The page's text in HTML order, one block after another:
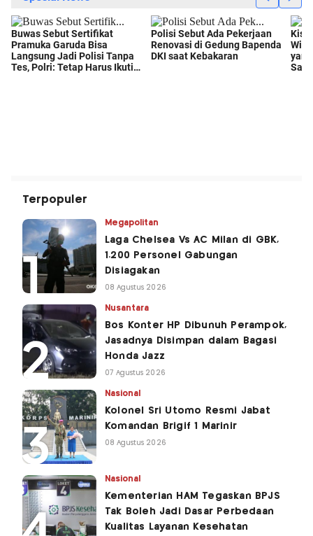
Terpopuler
Megapolitan
Laga Chelsea Vs AC Milan di GBK,
1.200 Personel Gabungan
Disiagakan
08 Agustus 2026
Nusantara
Bos Konter HP Dibunuh Perampok,
Jasadnya Disimpan dalam Bagasi
Honda Jazz
07 Agustus 2026
Nasional
Kolonel Sri Utomo Resmi Jabat
Komandan Brigif 1 Marinir
08 Agustus 2026
Nasional
Kementerian HAM Tegaskan BPJS
Tak Boleh Jadi Dasar Perbedaan
Kualitas Layanan Kesehatan